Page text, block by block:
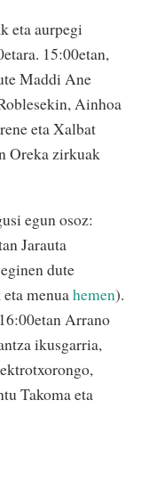
eta aurpegi
15:00etan,
Maddi Ane
Ainhoa
eta Xalbat
Oreka zirkuak
egun osoz:
Jarauta
dute
menuahemen).
Arrano
ikusgarria,
Takoma eta